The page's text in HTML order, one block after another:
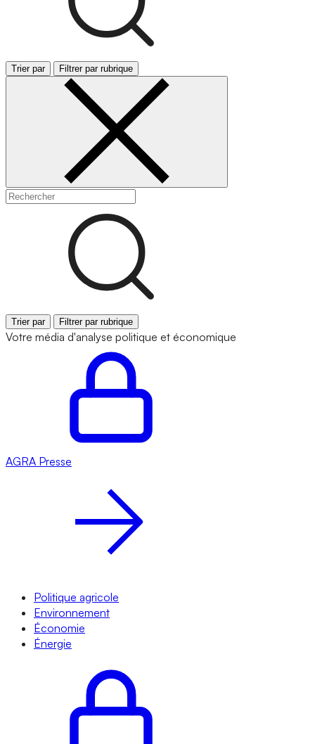
Trier par Filtrer par rubrique
Trier par Filtrer par rubrique
Votre média d'analyse politique et économique
AGRA Presse
Politique agricole
Environnement
Économie
Énergie